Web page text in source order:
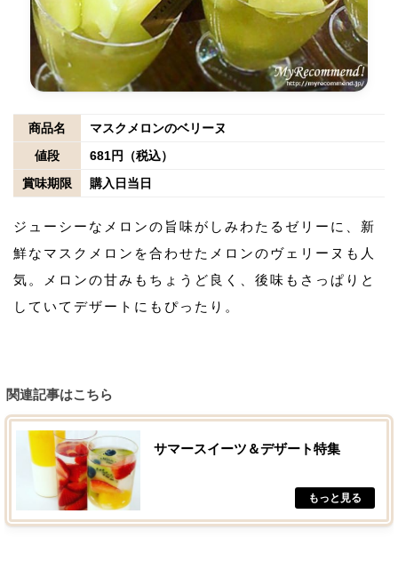
商品名
マスクメロンのベリーヌ
値段
681円（税込）
賞味期限
購入日当日
ジューシーなメロンの旨味がしみわたるゼリーに、新
鮮なマスクメロンを合わせたメロンのヴェリーヌも人
気。メロンの甘みもちょうど良く、後味もさっぱりと
していてデザートにもぴったり。
関連記事はこちら
サマースイーツ＆デザート特集